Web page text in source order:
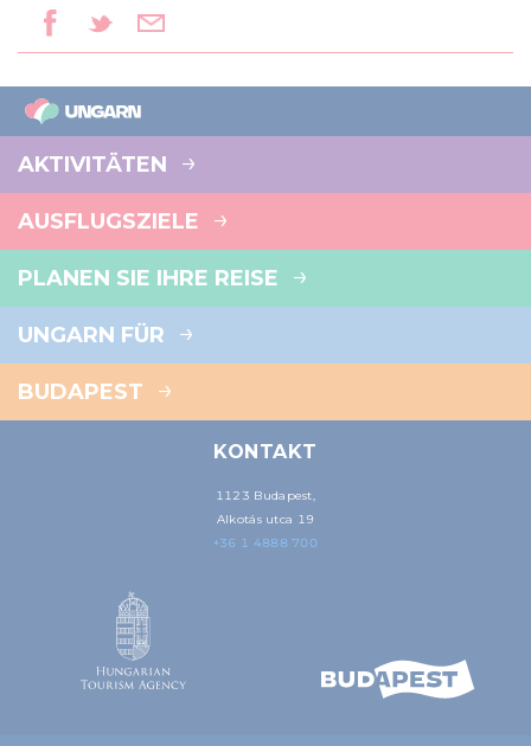
AKTIVITÄTEN
AUSFLUGSZIELE
PLANEN SIE IHRE REISE
UNGARN FÜR
BUDAPEST
KONTAKT
1123 Budapest,
Alkotás utca 19
+36 1 4888 700